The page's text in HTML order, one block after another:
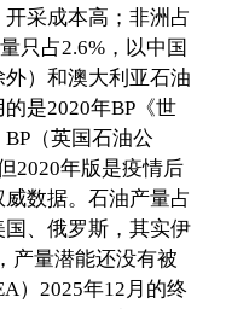
采成本高；非洲占
只占2.6%，以中国
）和澳大利亚石油
是2020年BP《世
（英国石油公
2020年版是疫情后
数据。石油产量占
、俄罗斯，其实伊
产量潜能还没有被
）2025年12月的终